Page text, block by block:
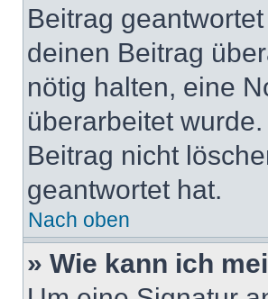
Beitrag
deinen Beitrag
nötig halten, eine
überarbeitet
Beitrag nicht
geantwortet hat.
Nach oben
» Wie kann ich